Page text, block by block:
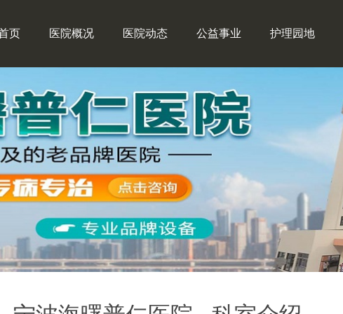
页 医院概况 医院动态 公益事业 护理园地